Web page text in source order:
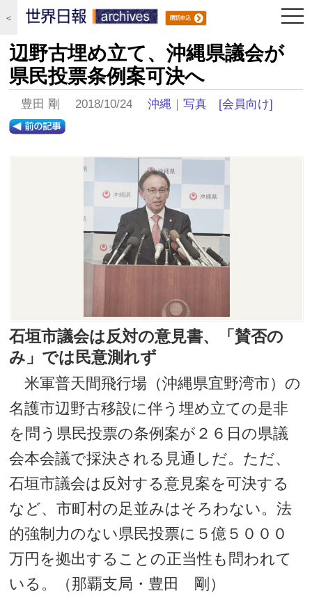
＜
辺野古埋め立て、沖縄県議会が
県民投票条例案可決へ
豊田 剛 2018/10/24沖縄 ｜写真 [会員向け]
石垣市議会は反対の意見書、「賛否の
み」では民意測れず
米軍普天間飛行場（沖縄県宜野湾市）の
名護市辺野古移設に伴う埋め立ての是非
を問う県民投票の条例案が２６日の県議
会本会議で採決される見通しだ。ただ、
石垣市議会は反対する意見案を可決する
など、市町村の足並みはそろわない。法
的強制力のない県民投票に５億５０００
万円を拠出することの正当性も問われて
いる。（那覇支局・豊田 剛）